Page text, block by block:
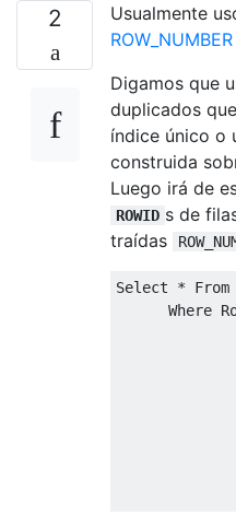
2 Usualmente
Digamos que
duplicados
índice único o
construida
Luego irá de
ROWID s de
traídas
Select * From
Where